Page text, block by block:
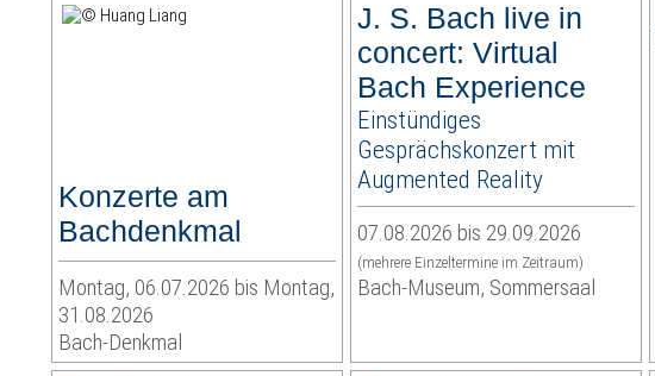
Konzerte am
Bachdenkmal
Montag, 06.07.2026 bis Montag,
31.08.2026
Bach-Denkmal
J. S. Bach live in
concert: Virtual
Bach Experience
Einstündiges
Gesprächskonzert mit
Augmented Reality
07.08.2026 bis 29.09.2026
(mehrere Einzeltermine im Zeitraum)
Bach-Museum, Sommersaal